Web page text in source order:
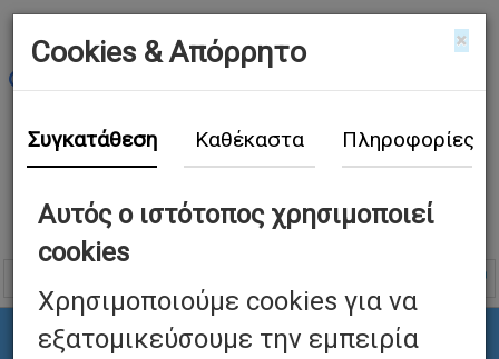
×
Cookies & Απόρρητο
Συγκατάθεση Καθέκαστα Πληροφορίες
Αυτός ο ιστότοπος χρησιμοποιεί
cookies
Χρησιμοποιούμε cookies για να
εξατομικεύσουμε την εμπειρία